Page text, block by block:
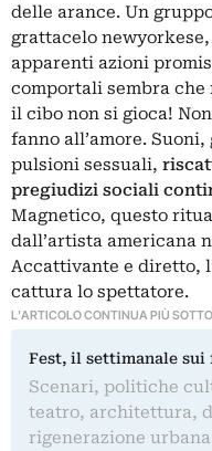
delle arance. Un
grattacelo
apparenti azioni
comportali sembra che
il cibo non si gioca!
fanno all’amore.
pulsioni sessuali,
pregiudizi sociali
Magnetico, questo
dall’artista americana
Accattivante e diretto,
cattura lo spettatore.
L'ARTICOLO CONTINUA PIÙ SOTTO
Fest, il settimanale
Scenari, politiche
teatro, architettura,
rigenerazione